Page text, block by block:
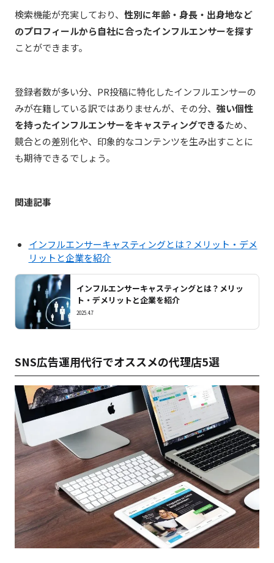
検索機能が充実しており、 性別に年齢・身長・出身地など
のプロフィールから自社に合ったインフルエンサーを探す
ことができます。
登録者数が多い分、PR投稿に特化したインフルエンサーの
みが在籍している訳ではありませんが、その分、 強い個性
を持ったインフルエンサーをキャスティングできるため、
競合との差別化や、印象的なコンテンツを生み出すことに
も期待できるでしょう。
関連記事
インフルエンサーキャスティングとは？メリット・デメ
リットと企業を紹介
インフルエンサーキャスティングとは？メリッ
ト・デメリットと企業を紹介
2025.4.7
SNS広告運用代行でオススメの代理店5選